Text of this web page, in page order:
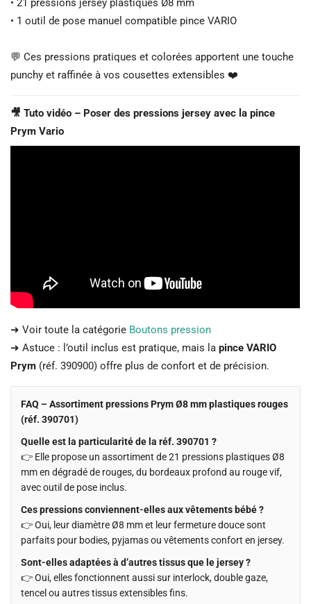
• 21 pressions jersey plastiques Ø8 mm
• 1 outil de pose manuel compatible pince VARIO
💬 Ces pressions pratiques et colorées apportent une touche
punchy et raffinée à vos cousettes extensibles ❤️
🎥 Tuto vidéo – Poser des pressions jersey avec la pince
Prym Vario
➜ Voir toute la catégorie Boutons pression
➜ Astuce : l’outil inclus est pratique, mais la pince VARIO
Prym (réf. 390900) offre plus de confort et de précision.
FAQ – Assortiment pressions Prym Ø8 mm plastiques rouges
(réf. 390701)
Quelle est la particularité de la réf. 390701 ?
👉 Elle propose un assortiment de 21 pressions plastiques Ø8
mm en dégradé de rouges, du bordeaux profond au rouge vif,
avec outil de pose inclus.
Ces pressions conviennent-elles aux vêtements bébé ?
👉 Oui, leur diamètre Ø8 mm et leur fermeture douce sont
parfaits pour bodies, pyjamas ou vêtements confort en jersey.
Sont-elles adaptées à d’autres tissus que le jersey ?
👉 Oui, elles fonctionnent aussi sur interlock, double gaze,
tencel ou autres tissus extensibles fins.